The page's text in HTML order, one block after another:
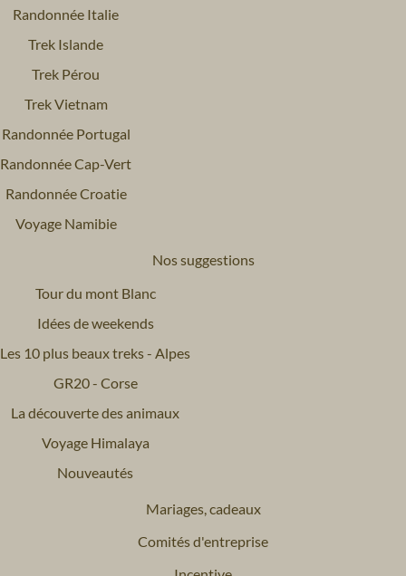
Randonnée Italie
Trek Islande
Trek Pérou
Trek Vietnam
Randonnée Portugal
Randonnée Cap-Vert
Randonnée Croatie
Voyage Namibie
Nos suggestions
Tour du mont Blanc
Idées de weekends
Les 10 plus beaux treks - Alpes
GR20 - Corse
La découverte des animaux
Voyage Himalaya
Nouveautés
Mariages, cadeaux
Comités d'entreprise